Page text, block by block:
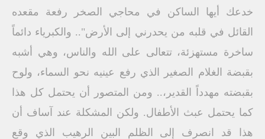
خدعك أيها الساكن في محاجي الصخر رفعة مقعده
القائل في قلبه من يحدرني إلى الأرض".. والكبرياء دائماً
ساخرة مستهزئة، تتعالى على الله والناس، وهي أشبه
بقبضة الغلام الصغير الذي رفع عينيه نحو السماء، ولوح
بقبضته مهدداً القدير،.. ومن المتصور أن يحتمل كل هذا
كما يحتمل عبث الأطفال. ولكن المشكلة عند آساف أن
هذا قد انصرف إلى الظلم البين الرهيب الذي وقع